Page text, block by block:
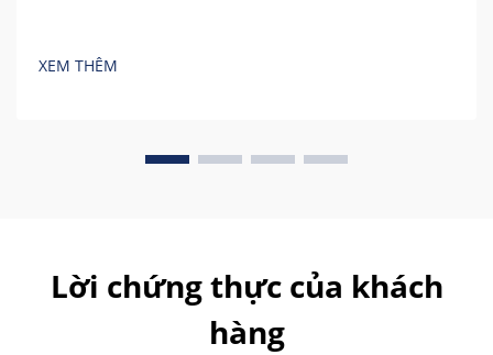
XEM THÊM
Lời chứng thực của khách
hàng